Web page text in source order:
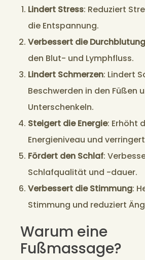
Lindert Stress: Reduziert
die Entspannung.
Verbessert die Durchblutung
den Blut- und Lymphfluss.
Lindert Schmerzen: Lindert
Beschwerden in den Füßen
Unterschenkeln.
Steigert die Energie: Erhöht
Energieniveau und
Fördert den Schlaf:
Schlafqualität und -dauer.
Verbessert die Stimmung:
Stimmung und reduziert
Warum eine
Fußmassage?